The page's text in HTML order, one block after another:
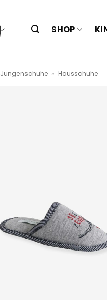
SHOP
Jungenschuhe » Hausschuhe